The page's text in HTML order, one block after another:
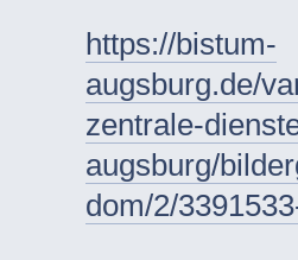
https://bistum-
augsburg.de/
zentrale-
augsburg/
dom/2/